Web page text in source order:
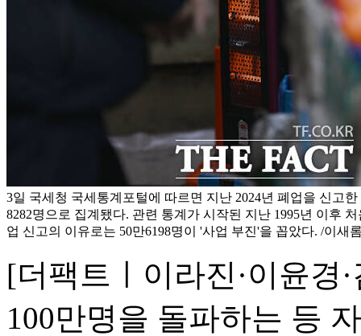
3일 국세청 국세통계포털에 따르면 지난 2024년 폐업을 신고한
8282명으로 집계됐다. 관련 통계가 시작된 지난 1995년 이후
업 신고의 이유로는 50만6198명이 '사업 부진'을 꼽았다. /이새
[더팩트ㅣ이라진·이윤경
100만명을 돌파하는 등